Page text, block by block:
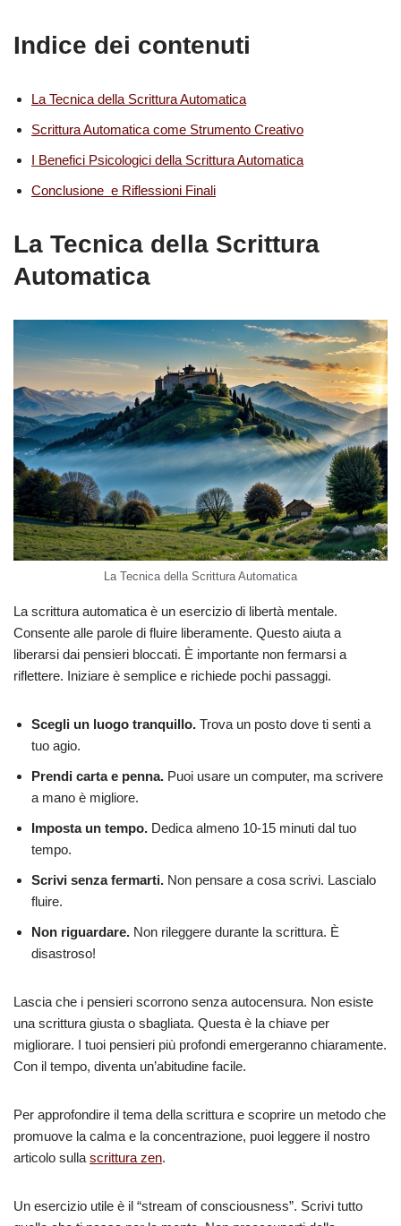
Indice dei contenuti
La Tecnica della Scrittura Automatica
Scrittura Automatica come Strumento Creativo
I Benefici Psicologici della Scrittura Automatica
Conclusione e Riflessioni Finali
La Tecnica della Scrittura
Automatica
La Tecnica della Scrittura Automatica
La scrittura automatica è un esercizio di libertà mentale.
Consente alle parole di fluire liberamente. Questo aiuta a
liberarsi dai pensieri bloccati. È importante non fermarsi a
riflettere. Iniziare è semplice e richiede pochi passaggi.
Scegli un luogo tranquillo. Trova un posto dove ti senti a
tuo agio.
Prendi carta e penna. Puoi usare un computer, ma scrivere
a mano è migliore.
Imposta un tempo. Dedica almeno 10-15 minuti dal tuo
tempo.
Scrivi senza fermarti. Non pensare a cosa scrivi. Lascialo
fluire.
Non riguardare. Non rileggere durante la scrittura. È
disastroso!
Lascia che i pensieri scorrono senza autocensura. Non esiste
una scrittura giusta o sbagliata. Questa è la chiave per
migliorare. I tuoi pensieri più profondi emergeranno chiaramente.
Con il tempo, diventa un’abitudine facile.
Per approfondire il tema della scrittura e scoprire un metodo che
promuove la calma e la concentrazione, puoi leggere il nostro
articolo sulla scrittura zen.
Un esercizio utile è il “stream of consciousness”. Scrivi tutto